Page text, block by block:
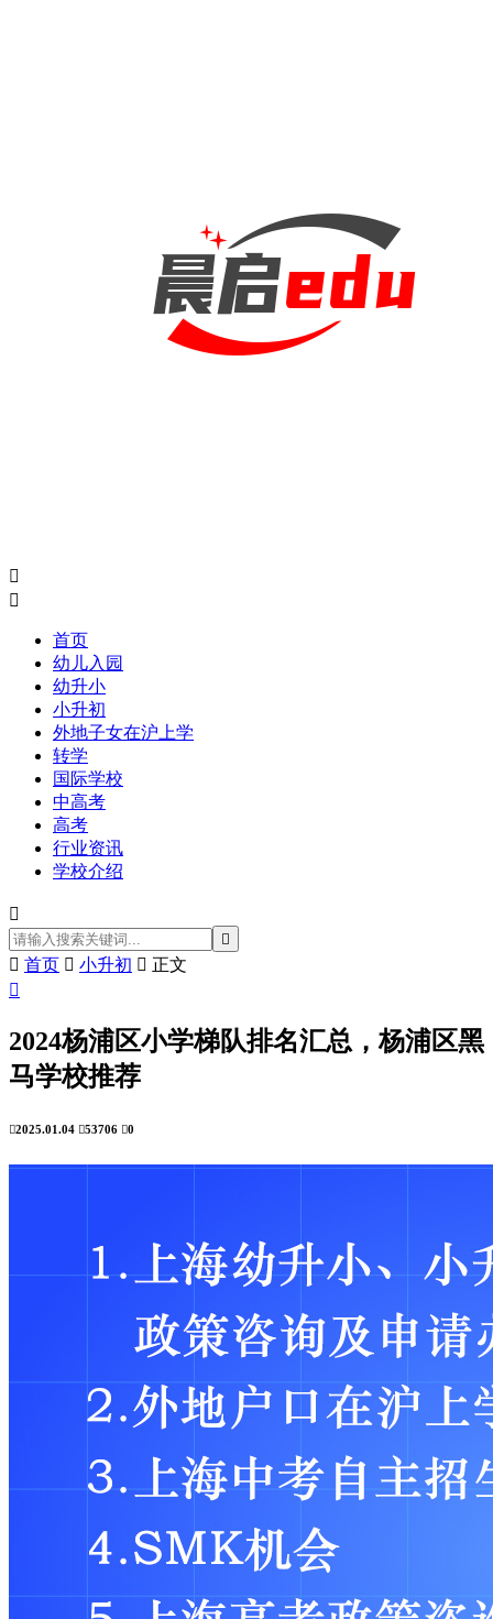


首页
幼儿入园
幼升小
小升初
外地子女在沪上学
转学
国际学校
中高考
高考
行业资讯
学校介绍


 首页  小升初  正文

2024杨浦区小学梯队排名汇总，杨浦区黑
马学校推荐
2025.01.04 53706 0